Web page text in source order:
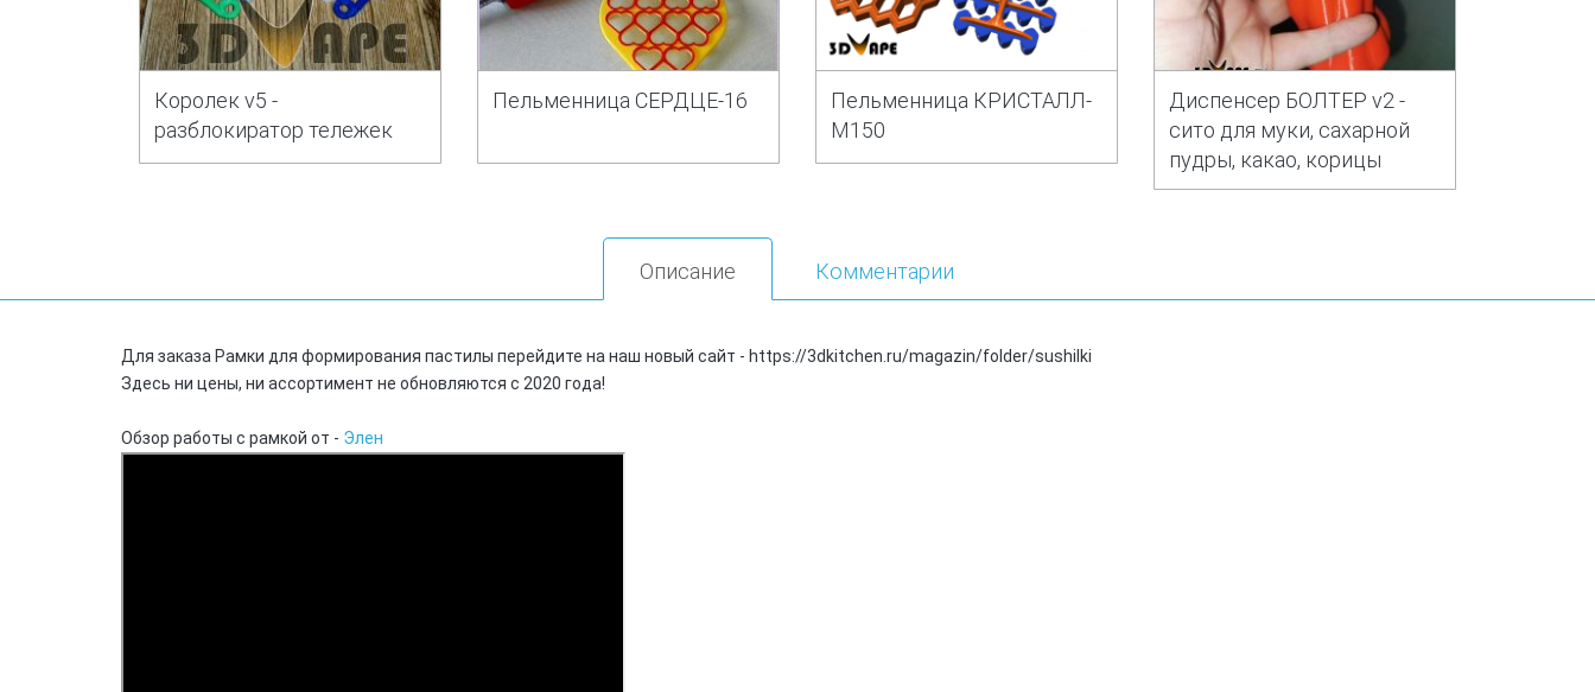
Королек v5 -
разблокиратор тележек
Пельменница СЕРДЦЕ-16
Пельменница КРИСТАЛЛ-
М150
Диспенсер БОЛТЕР v2 -
сито для муки, сахарной
пудры, какао, корицы
Описание Комментарии
Для заказа Рамки для формирования пастилы перейдите на наш новый сайт - https://3dkitchen.ru/magazin/folder/sushilki
Здесь ни цены, ни ассортимент не обновляются с 2020 года!
Обзор работы с рамкой от - Элен